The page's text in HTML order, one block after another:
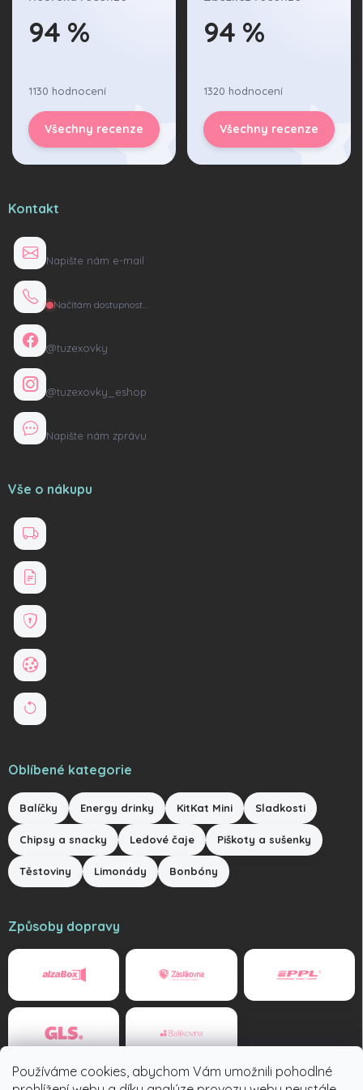
Používáme cookies, abychom Vám umožnili pohodlné
94 %
1130 hodnocení
Všechny recenze
94 %
1320 hodnocení
Všechny recenze
Kontakt
Napište nám e-mail
Načítám dostupnost…
@tuzexovky
@tuzexovky_eshop
Napište nám zprávu
Vše o nákupu
Oblíbené kategorie
Balíčky Energy drinky KitKat Mini Sladkosti
Chipsy a snacky Ledové čaje Piškoty a sušenky
Těstoviny Limonády Bonbóny
Způsoby dopravy
Způsoby platby